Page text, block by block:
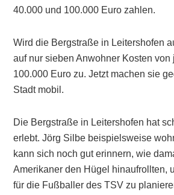
40.000 und 100.000 Euro zahlen.
Wird die Bergstraße in Leitershofen
auf nur sieben Anwohner Kosten von
100.000 Euro zu. Jetzt machen sie
Stadt mobil.
Die Bergstraße in Leitershofen hat
erlebt. Jörg Silbe beispielsweise
kann sich noch gut erinnern, wie
Amerikaner den Hügel hinaufrollten,
für die Fußballer des TSV zu